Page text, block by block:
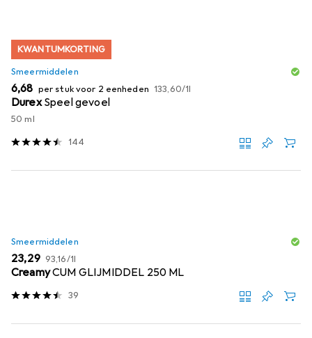
KWANTUMKORTING
Smeermiddelen
EUR
6,68 per stuk voor 2 eenheden EUR
133,60/1l
Durex Speel gevoel
50 ml
144
Smeermiddelen
EUR
23,29 EUR
93,16/1l
CreamyCUM GLIJMIDDEL 250 ML
39